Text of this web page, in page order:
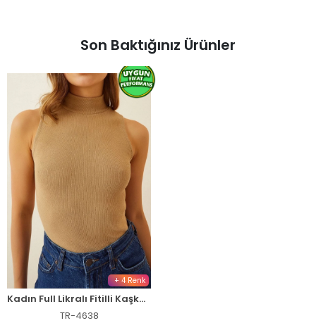
Son Baktığınız Ürünler
+ 4 Renk
Kadın Full Likralı Fitilli Kaşkorse Body - Camel
TR-4638